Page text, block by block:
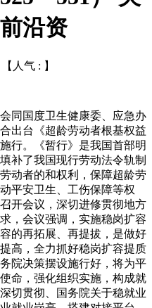
沿资
【人气 : 】
国度卫生健康委、应急办
出台《超龄劳动者根基权益
行。《暂行》是我国首部明
补了我国现行劳动法令轨制
动者的和权利，保障超龄劳
平安卫生、工伤保障等权
开会议，深切进修贯彻地方
，会议强调，实施稳岗扩容
的再拓展、再提拔，是做好
高，全力抓好稳岗扩容提质
院决策摆设施行好，将为平
命，强化组织实施，构成就
切贯彻、国务院关于稳就业